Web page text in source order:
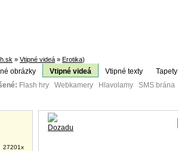
» Vtipné videá » Erotika)
obrázky Vtipné videá Vtipné texty
Flash hry Webkamery Hlavolamy SMS
27201x